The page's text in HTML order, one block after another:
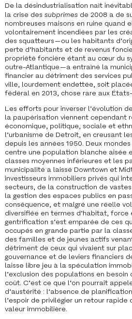
De la désindustrialisation naît
la crise des subprimes de 2008 a de
nombreuses maisons en ruine quand
volontairement incendiées par les
des squatteurs — ou les habitants
perte d’habitants et de revenus
propriété foncière étant au cœur du
outre-Atlantique — a entraîné la
financier au détriment des services
ville, lourdement endettée, soit
fédéral en 2013, chose rare aux
Les efforts pour inverser l’évolution
la paupérisation viennent cependant
économique, politique, sociale et
l’urbanisme de Detroit, en creusant
depuis les années 1950. Deux
centre une population blanche aisée
classes moyennes inférieures et les
municipalité a laissé Downtown et
investisseurs immobiliers privés qui
secteurs, de la construction de
la gestion des espaces publics en
conséquence, et malgré une réelle
diversifiée en termes d’habitat,
gentrification s’est emparée de ces
occupés en grande partie par la
des familles et de jeunes actifs
détriment de ceux qui vivaient sur
gouvernance et de leviers financiers
laisse libre jeu à la spéculation
l’exclusion des populations en
coût. C’est ce que l’on pourrait
d’austérité : l’absence de
l’espoir de privilégier un retour
valeur immobilière.